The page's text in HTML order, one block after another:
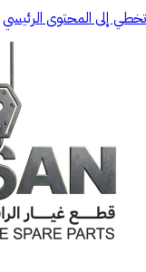
تخطي إلى المحتوى الرئيسي